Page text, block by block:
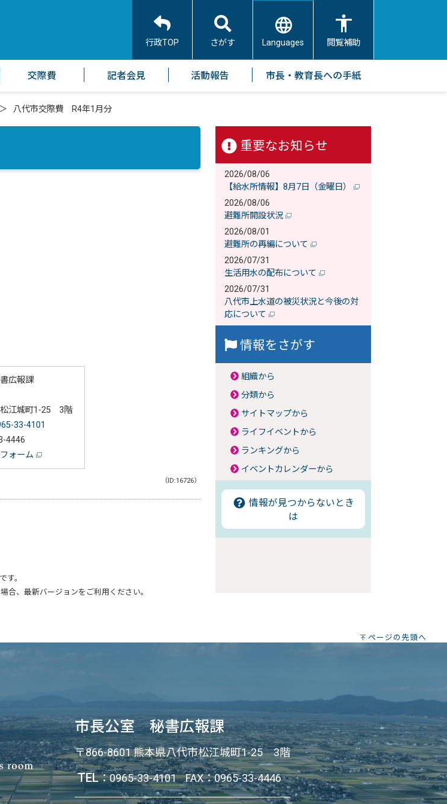
行政TOP さがす Languages 閲覧補助
交際費 記者会見 活動報告 市長・教育長への手紙
八代市交際費 R4年1月分
広報課
松江城町1-25 3階
33-4101
4446
ォーム
（ID:16726）
す。
合、最新バージョンをご利用ください。
重要なお知らせ
2026/08/06
【給水所情報】8月7日（金曜日）
2026/08/06
避難所開設状況
2026/08/01
避難所の再編について
2026/07/31
生活用水の配布について
2026/07/31
八代市上水道の被災状況と今後の対
応について
情報をさがす
組織から
分類から
サイトマップから
ライフイベントから
ランキングから
イベントカレンダーから
情報が見つからないとき
は
ページの先頭へ
市長公室 秘書広報課
〒866-8601 熊本県八代市松江城町1-25 3階
TEL：0965-33-4101 FAX：0965-33-4446